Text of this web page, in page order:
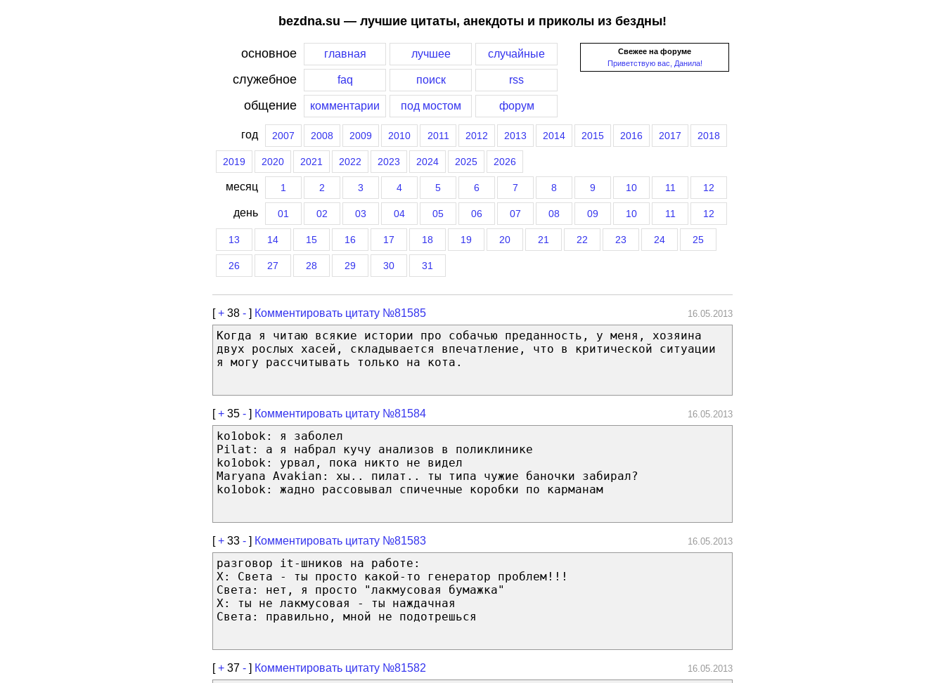
bezdna.su — лучшие цитаты, анекдоты и приколы из бездны!
Свежее на форуме
Приветствую вас, Данила!
основное главная лучшее случайные
служебное faq поиск rss
общение комментарии под мостом форум
год 2007 2008 2009 2010 2011 2012 2013 2014 2015 2016 2017 2018
2019 2020 2021 2022 2023 2024 2025 2026
месяц 1 2 3 4 5 6 7 8 9 10 11 12
день 01 02 03 04 05 06 07 08 09 10 11 12
13 14 15 16 17 18 19 20 21 22 23 24 25
26 27 28 29 30 31
[+ 38 - ] Комментировать цитату №81585 16.05.2013
Когда я читаю всякие истории про собачью преданность, у меня, хозяина
двух рослых хасей, складывается впечатление, что в критической ситуации
я могу рассчитывать только на кота.
[+ 35 - ] Комментировать цитату №81584 16.05.2013
ko1obok: я заболел
Pilat: а я набрал кучу анализов в поликлинике
ko1obok: урвал, пока никто не видел
Maryana Avakian: хы.. пилат.. ты типа чужие баночки забирал?
ko1obok: жадно рассовывал спичечные коробки по карманам
[+ 33 - ] Комментировать цитату №81583 16.05.2013
разговор it-шников на работе:
Х: Света - ты просто какой-то генератор проблем!!!
Света: нет, я просто "лакмусовая бумажка"
Х: ты не лакмусовая - ты наждачная
Света: правильно, мной не подотрешься
[+ 37 - ] Комментировать цитату №81582 16.05.2013